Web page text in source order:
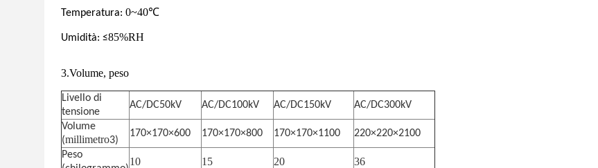
Temperatura: 0~40℃
Umidità: ≤85%RH
3.Volume, peso
Livello di
tensione
AC/DC50kV AC/DC100kV AC/DC150kV
AC/DC300kV
Volume
(millimetro3)
170×170×600 170×170×800 170×170×1100
220×220×2100
Peso
10 15 20 36